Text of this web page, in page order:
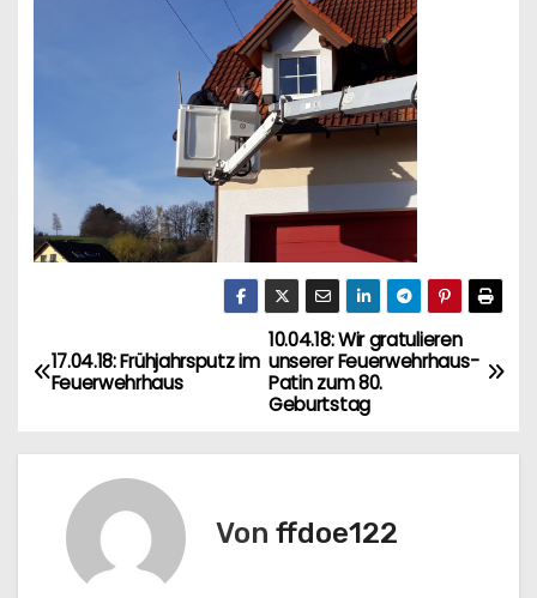
B
e
i
10.04.18: Wir gratulieren
unserer Feuerwehrhaus-
Patin zum 80.
Geburtstag
17.04.18: Frühjahrsputz im
Feuerwehrhaus
Von ffdoe122